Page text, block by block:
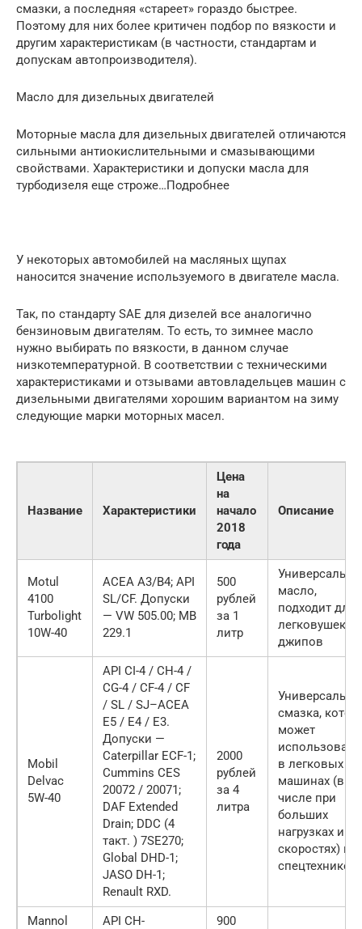
смазки, а последняя «стареет» гораздо быстрее.
Поэтому для них более критичен подбор по вязкости и
другим характеристикам (в частности, стандартам и
допускам автопроизводителя).
Масло для дизельных двигателей
Моторные масла для дизельных двигателей отличаются
сильными антиокислительными и смазывающими
свойствами. Характеристики и допуски масла для
турбодизеля еще строже…Подробнее
У некоторых автомобилей на масляных щупах
наносится значение используемого в двигателе масла.
Так, по стандарту SAE для дизелей все аналогично
бензиновым двигателям. То есть, то зимнее масло
нужно выбирать по вязкости, в данном случае
низкотемпературной. В соответствии с техническими
характеристиками и отзывами автовладельцев машин с
дизельными двигателями хорошим вариантом на зиму
следующие марки моторных масел.
Название Характеристики
Цена
на
начало
2018
года
Описание
Motul
4100
Turbolight
10W-40
ACEA A3/B4; API
SL/CF. Допуски
— VW 505.00; MB
229.1
500
рублей
за 1
литр
масло,
подходит для
легковушек и
джипов
Mobil
Delvac
5W-40
API CI-4 / CH-4 /
CG-4 / CF-4 / CF
/ SL / SJ–ACEA
E5 / E4 / E3.
Допуски —
Caterpillar ECF-1;
Cummins CES
20072 / 20071;
DAF Extended
Drain; DDC (4
такт. ) 7SE270;
Global DHD-1;
JASO DH-1;
Renault RXD.
2000
рублей
за 4
литра
смазка,
может
в легковых
машинах (в
числе при
больших
нагрузках и
скоростях) и в
спецтехнике
Mannol
API CH-
900